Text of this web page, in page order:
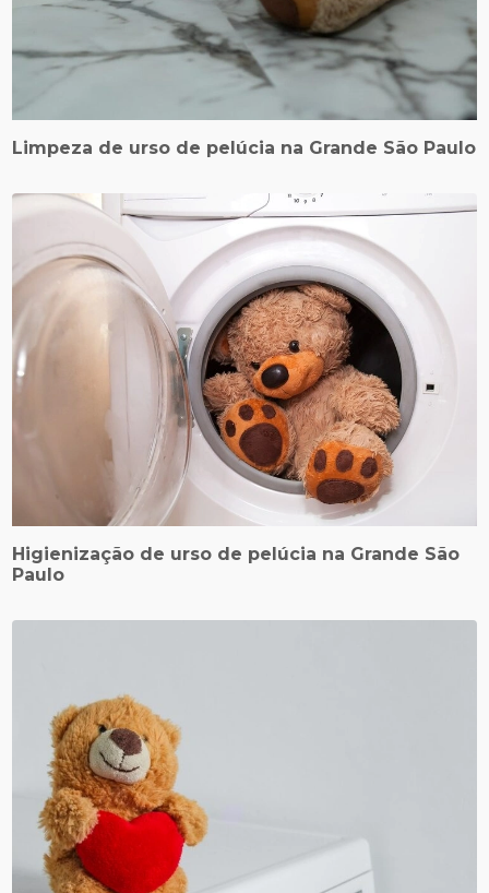
Limpeza de urso de pelúcia na Grande São Paulo
Higienização de urso de pelúcia na Grande São
Paulo